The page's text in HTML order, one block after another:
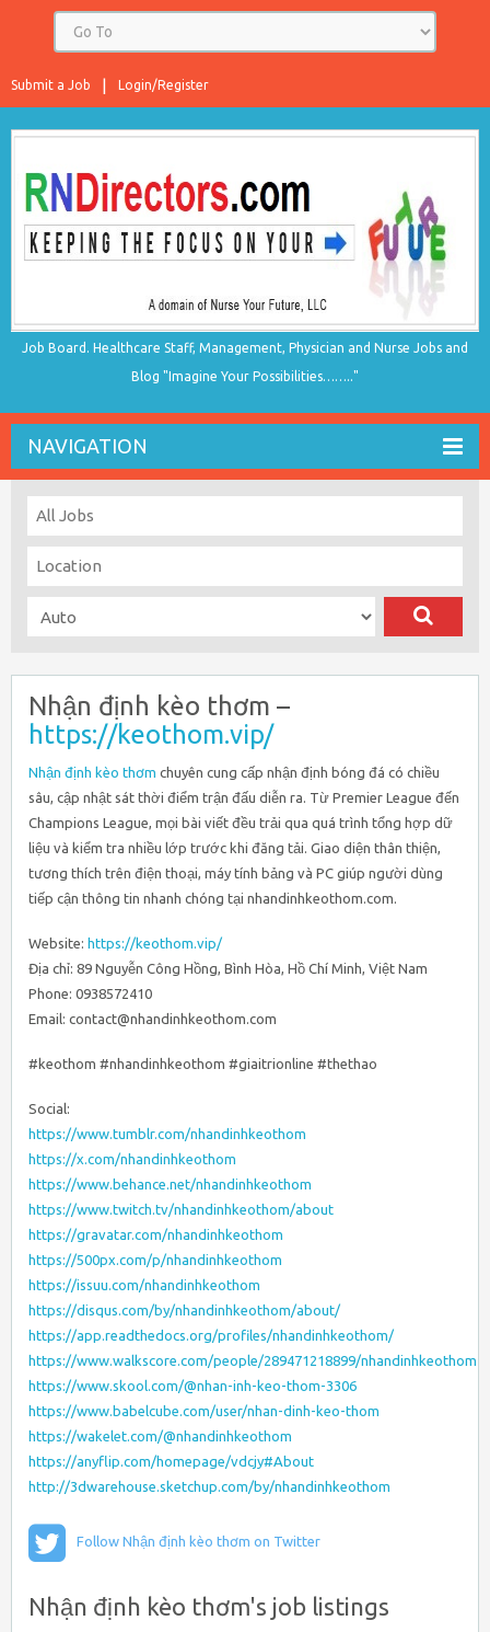
Login/Register
Submit a Job
Job Board. Healthcare Staff, Management, Physician and Nurse Jobs and
Blog "Imagine Your Possibilities…….."
NAVIGATION
Nhận định kèo thơm –
https://keothom.vip/
Nhận định kèo thơm chuyên cung cấp nhận định bóng đá có chiều
sâu, cập nhật sát thời điểm trận đấu diễn ra. Từ Premier League đến
Champions League, mọi bài viết đều trải qua quá trình tổng hợp dữ
liệu và kiểm tra nhiều lớp trước khi đăng tải. Giao diện thân thiện,
tương thích trên điện thoại, máy tính bảng và PC giúp người dùng
tiếp cận thông tin nhanh chóng tại nhandinhkeothom.com.
Website: https://keothom.vip/
Địa chỉ: 89 Nguyễn Công Hồng, Bình Hòa, Hồ Chí Minh, Việt Nam
Phone: 0938572410
Email: contact@nhandinhkeothom.com
#keothom #nhandinhkeothom #giaitrionline #thethao
Social:
https://www.tumblr.com/nhandinhkeothom
https://x.com/nhandinhkeothom
https://www.behance.net/nhandinhkeothom
https://www.twitch.tv/nhandinhkeothom/about
https://gravatar.com/nhandinhkeothom
https://500px.com/p/nhandinhkeothom
https://issuu.com/nhandinhkeothom
https://disqus.com/by/nhandinhkeothom/about/
https://app.readthedocs.org/profiles/nhandinhkeothom/
https://www.walkscore.com/people/289471218899/nhandinhkeothom
https://www.skool.com/@nhan-inh-keo-thom-3306
https://www.babelcube.com/user/nhan-dinh-keo-thom
https://wakelet.com/@nhandinhkeothom
https://anyflip.com/homepage/vdcjy#About
http://3dwarehouse.sketchup.com/by/nhandinhkeothom
Follow Nhận định kèo thơm on Twitter
Nhận định kèo thơm's job listings